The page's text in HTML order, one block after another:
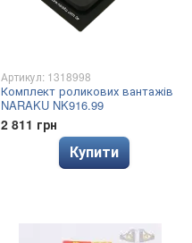
Артикул: 1318998
Комплект роликових вантажів
NARAKU NK916.99
2 811 грн
Купити